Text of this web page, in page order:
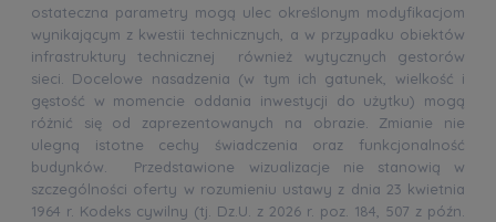
ostateczna parametry mogą ulec określonym modyfikacjom
wynikającym z kwestii technicznych, a w przypadku obiektów
infrastruktury technicznej również wytycznych gestorów
sieci. Docelowe nasadzenia (w tym ich gatunek, wielkość i
gęstość w momencie oddania inwestycji do użytku) mogą
różnić się od zaprezentowanych na obrazie. Zmianie nie
ulegną istotne cechy świadczenia oraz funkcjonalność
budynków. Przedstawione wizualizacje nie stanowią w
szczególności oferty w rozumieniu ustawy z dnia 23 kwietnia
1964 r. Kodeks cywilny (tj. Dz.U. z 2026 r. poz. 184, 507 z późn.